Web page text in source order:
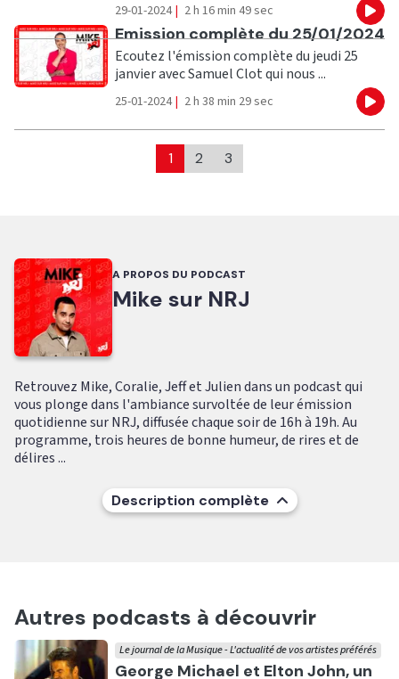
29-01-2024 | 2 h 16 min 49 sec
Ecouter
Emission complète du 25/01/2024
Ecoutez l'émission complète du jeudi 25
janvier avec Samuel Clot qui nous ...
25-01-2024 | 2 h 38 min 29 sec
1 2 3
A PROPOS DU PODCAST
Mike sur NRJ
Retrouvez Mike, Coralie, Jeff et Julien dans un podcast qui
vous plonge dans l'ambiance survoltée de leur émission
quotidienne sur NRJ, diffusée chaque soir de 16h à 19h. Au
programme, trois heures de bonne humeur, de rires et de
délires ...
Description complète
Autres podcasts à découvrir
Ecouter
George Michael et Elton John, un
Le journal de la Musique - L'actualité de vos artistes préférés